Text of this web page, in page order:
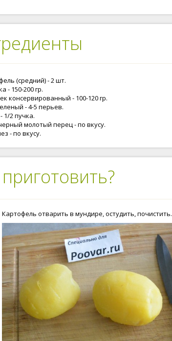
(средний) - 2 шт.
- 150-200 гр.
консервированный - 100-120 гр.
- 4-5 перьев.
1/2 пучка.
молотый перец - по вкусу.
- по вкусу.
Картофель отварить в мундире, остудить, почистить.